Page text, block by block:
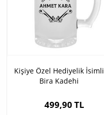
Kişiye Özel Hediyelik İsimli
Bira Kadehi
499,90 TL